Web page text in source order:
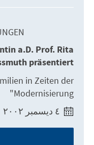
a.D. Prof. Rita
präsentiert
in Zeiten der
Modernisierung"